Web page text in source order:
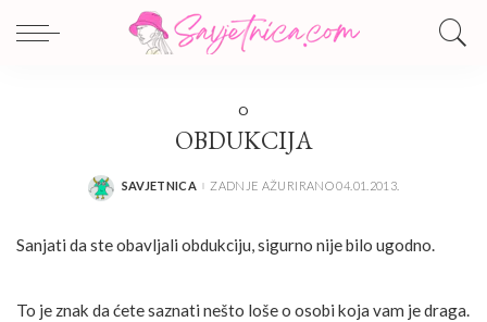
O
OBDUKCIJA
POSTED
SAVJETNICA ZADNJE AŽURIRANO 04.01.2013.
Sanjati da ste obavljali obdukciju, sigurno nije bilo ugodno.
To je znak da ćete saznati nešto loše o osobi koja vam je draga.